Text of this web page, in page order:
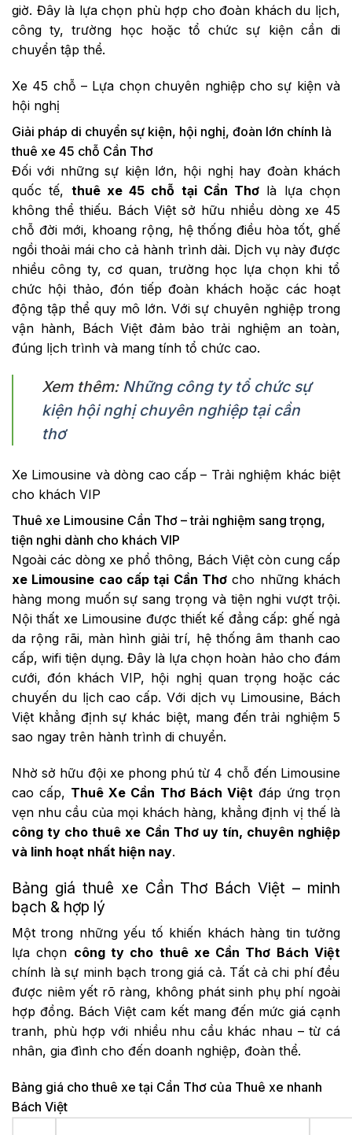
giờ. Đây là lựa chọn phù hợp cho đoàn khách du lịch,
công ty, trường học hoặc tổ chức sự kiện cần di
chuyển tập thể.
Xe 45 chỗ – Lựa chọn chuyên nghiệp cho sự kiện và
hội nghị
Giải pháp di chuyển sự kiện, hội nghị, đoàn lớn chính là
thuê xe 45 chỗ Cần Thơ
Đối với những sự kiện lớn, hội nghị hay đoàn khách
quốc tế, thuê xe 45 chỗ tại Cần Thơ là lựa chọn
không thể thiếu. Bách Việt sở hữu nhiều dòng xe 45
chỗ đời mới, khoang rộng, hệ thống điều hòa tốt, ghế
ngồi thoải mái cho cả hành trình dài. Dịch vụ này được
nhiều công ty, cơ quan, trường học lựa chọn khi tổ
chức hội thảo, đón tiếp đoàn khách hoặc các hoạt
động tập thể quy mô lớn. Với sự chuyên nghiệp trong
vận hành, Bách Việt đảm bảo trải nghiệm an toàn,
đúng lịch trình và mang tính tổ chức cao.
Xem thêm: Những công ty tổ chức sự
kiện hội nghị chuyên nghiệp tại cần
thơ
Xe Limousine và dòng cao cấp – Trải nghiệm khác biệt
cho khách VIP
Thuê xe Limousine Cần Thơ – trải nghiệm sang trọng,
tiện nghi dành cho khách VIP
Ngoài các dòng xe phổ thông, Bách Việt còn cung cấp
xe Limousine cao cấp tại Cần Thơ cho những khách
hàng mong muốn sự sang trọng và tiện nghi vượt trội.
Nội thất xe Limousine được thiết kế đẳng cấp: ghế ngả
da rộng rãi, màn hình giải trí, hệ thống âm thanh cao
cấp, wifi tiện dụng. Đây là lựa chọn hoàn hảo cho đám
cưới, đón khách VIP, hội nghị quan trọng hoặc các
chuyến du lịch cao cấp. Với dịch vụ Limousine, Bách
Việt khẳng định sự khác biệt, mang đến trải nghiệm 5
sao ngay trên hành trình di chuyển.
Nhờ sở hữu đội xe phong phú từ 4 chỗ đến Limousine
cao cấp, Thuê Xe Cần Thơ Bách Việt đáp ứng trọn
vẹn nhu cầu của mọi khách hàng, khẳng định vị thế là
công ty cho thuê xe Cần Thơ uy tín, chuyên nghiệp
và linh hoạt nhất hiện nay.
Bảng giá thuê xe Cần Thơ Bách Việt – minh
bạch & hợp lý
Một trong những yếu tố khiến khách hàng tin tưởng
lựa chọn công ty cho thuê xe Cần Thơ Bách Việt
chính là sự minh bạch trong giá cả. Tất cả chi phí đều
được niêm yết rõ ràng, không phát sinh phụ phí ngoài
hợp đồng. Bách Việt cam kết mang đến mức giá cạnh
tranh, phù hợp với nhiều nhu cầu khác nhau – từ cá
nhân, gia đình cho đến doanh nghiệp, đoàn thể.
Bảng giá cho thuê xe tại Cần Thơ của Thuê xe nhanh
Bách Việt